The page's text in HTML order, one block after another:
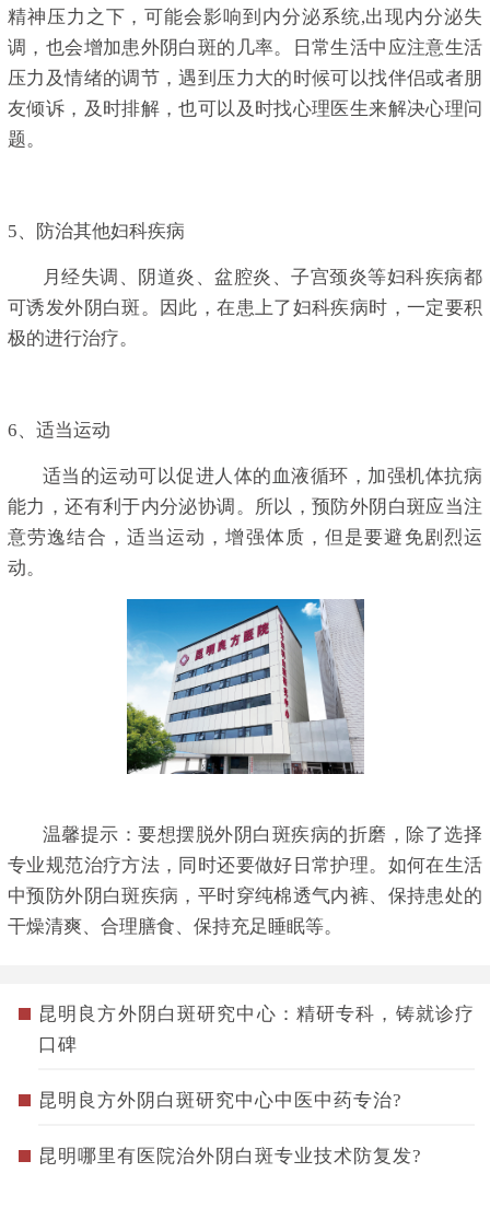
精神压力之下，可能会影响到内分泌系统,出现内分泌失
调，也会增加患外阴白斑的几率。日常生活中应注意生活
压力及情绪的调节，遇到压力大的时候可以找伴侣或者朋
友倾诉，及时排解，也可以及时找心理医生来解决心理问
题。
5、防治其他妇科疾病
月经失调、阴道炎、盆腔炎、子宫颈炎等妇科疾病都
可诱发外阴白斑。因此，在患上了妇科疾病时，一定要积
极的进行治疗。
6、适当运动
适当的运动可以促进人体的血液循环，加强机体抗病
能力，还有利于内分泌协调。所以，预防外阴白斑应当注
意劳逸结合，适当运动，增强体质，但是要避免剧烈运
动。
温馨提示：要想摆脱外阴白斑疾病的折磨，除了选择
专业规范治疗方法，同时还要做好日常护理。如何在生活
中预防外阴白斑疾病，平时穿纯棉透气内裤、保持患处的
干燥清爽、合理膳食、保持充足睡眠等。
昆明良方外阴白斑研究中心：精研专科，铸就诊疗
口碑
昆明良方外阴白斑研究中心中医中药专治?
昆明哪里有医院治外阴白斑专业技术防复发?